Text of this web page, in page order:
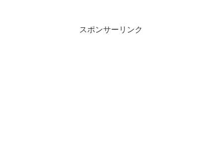
スポンサーリンク